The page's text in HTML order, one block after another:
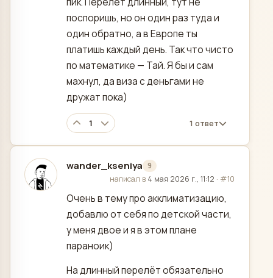
поспоришь, но он один раз туда и
один обратно, а в Европе ты
платишь каждый день. Так что чисто
по математике — Тай. Я бы и сам
махнул, да виза с деньгами не
дружат пока)
1 1 ответ
wander_kseniya 9
отредактировано
написал в 4 мая 2026 г., 11:12 · #10
Очень в тему про акклиматизацию,
добавлю от себя по детской части,
у меня двое и я в этом плане
параноик)
На длинный перелёт обязательно